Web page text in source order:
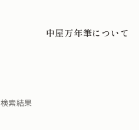
中屋万年筆について
検索結果